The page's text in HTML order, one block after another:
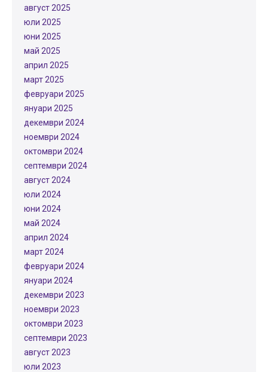
август 2025
юли 2025
юни 2025
май 2025
април 2025
март 2025
февруари 2025
януари 2025
декември 2024
ноември 2024
октомври 2024
септември 2024
август 2024
юли 2024
юни 2024
май 2024
април 2024
март 2024
февруари 2024
януари 2024
декември 2023
ноември 2023
октомври 2023
септември 2023
август 2023
юли 2023